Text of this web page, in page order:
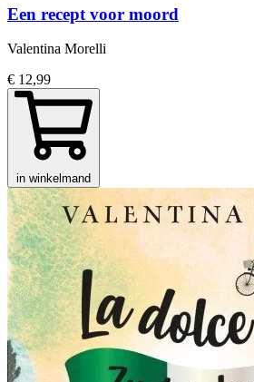
Een recept voor moord
Valentina Morelli
€ 12,99
in winkelmand